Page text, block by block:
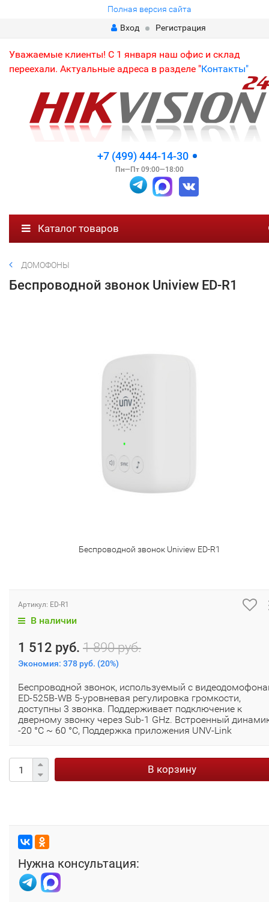
Полная версия сайта
Вход
Регистрация
Уважаемые клиенты! С 1 января наш офис и склад
переехали. Актуальные адреса в разделе "Контакты"
+7 (499) 444-14-30
Пн—Пт 09:00—18:00
Каталог товаров
ДОМОФОНЫ
Беспроводной звонок Uniview ED-R1
Беспроводной звонок Uniview ED-R1
Артикул: ED-R1
В наличии
1 512 руб. 1 890 руб.
Экономия: 378 руб. (20%)
Беспроводной звонок, используемый с
ED-525B-WB 5-уровневая регулировка громкости,
доступны 3 звонка. Поддерживает подключение к
дверному звонку через Sub-1 GHz. Встроенный
-20 °C ~ 60 °C, Поддержка приложения UNV-Link
В корзину
Нужна консультация: